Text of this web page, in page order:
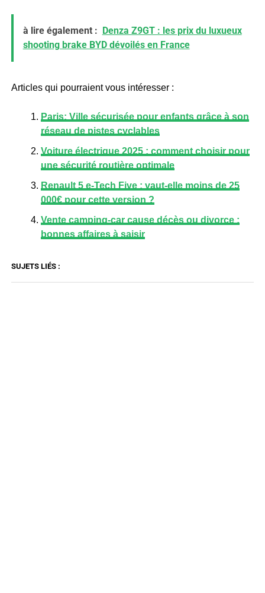
à lire également : Denza Z9GT : les prix du luxueux
shooting brake BYD dévoilés en France
Articles qui pourraient vous intéresser :
Paris: Ville sécurisée pour enfants grâce à son
réseau de pistes cyclables
Voiture électrique 2025 : comment choisir pour
une sécurité routière optimale
Renault 5 e-Tech Five : vaut-elle moins de 25
000€ pour cette version ?
Vente camping-car cause décès ou divorce :
bonnes affaires à saisir